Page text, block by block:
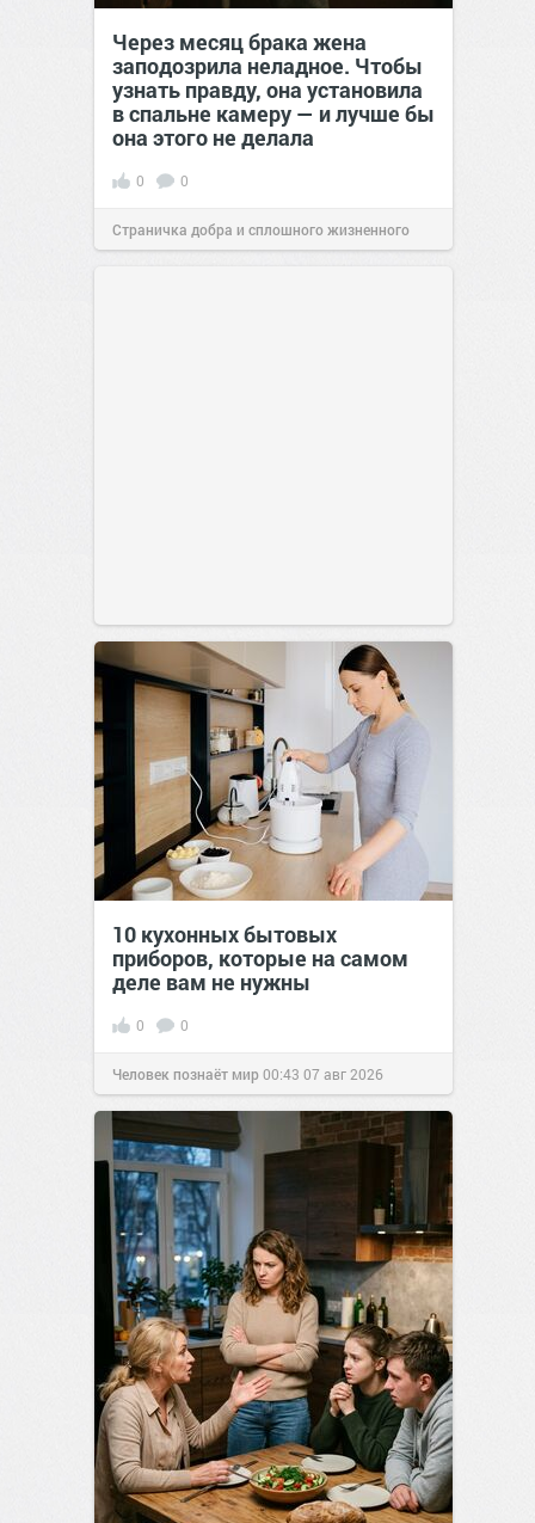
Через месяц брака жена
заподозрила неладное. Чтобы
узнать правду, она установила
в спальне камеру — и лучше бы
она этого не делала
0 0
Страничка добра и сплошного жизненного
10 кухонных бытовых
приборов, которые на самом
деле вам не нужны
0 0
Человек познаёт мир00:43 07 авг 2026